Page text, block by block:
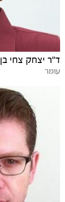
ד"ר יצחק צחי בן
עומר